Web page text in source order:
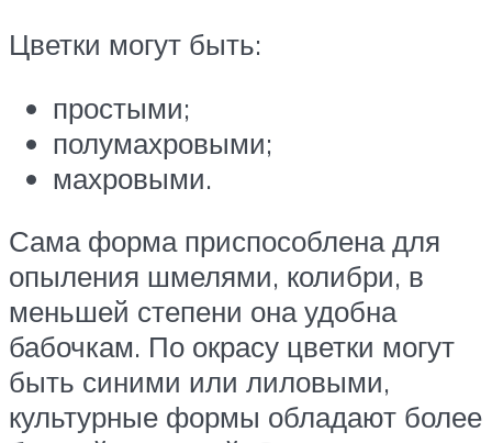
Цветки могут быть:
простыми;
полумахровыми;
махровыми.
Сама форма приспособлена для
опыления шмелями, колибри, в
меньшей степени она удобна
бабочкам. По окрасу цветки могут
быть синими или лиловыми,
культурные формы обладают более